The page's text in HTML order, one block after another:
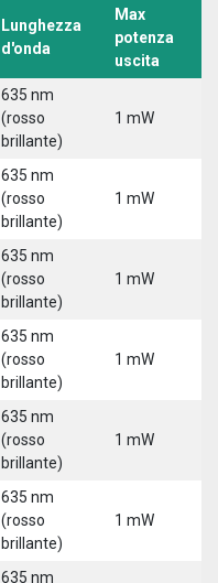
Lunghezza
d'onda
Max
potenza
uscita
635 nm
(rosso
brillante)
1 mW
635 nm
(rosso
brillante)
1 mW
635 nm
(rosso
brillante)
1 mW
635 nm
(rosso
brillante)
1 mW
635 nm
(rosso
brillante)
1 mW
635 nm
(rosso
brillante)
1 mW
635 nm